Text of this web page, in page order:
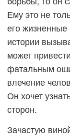
Ему это не
его
истории
может
фатальным
влечение
Он хочет
сторон.
Зачастую